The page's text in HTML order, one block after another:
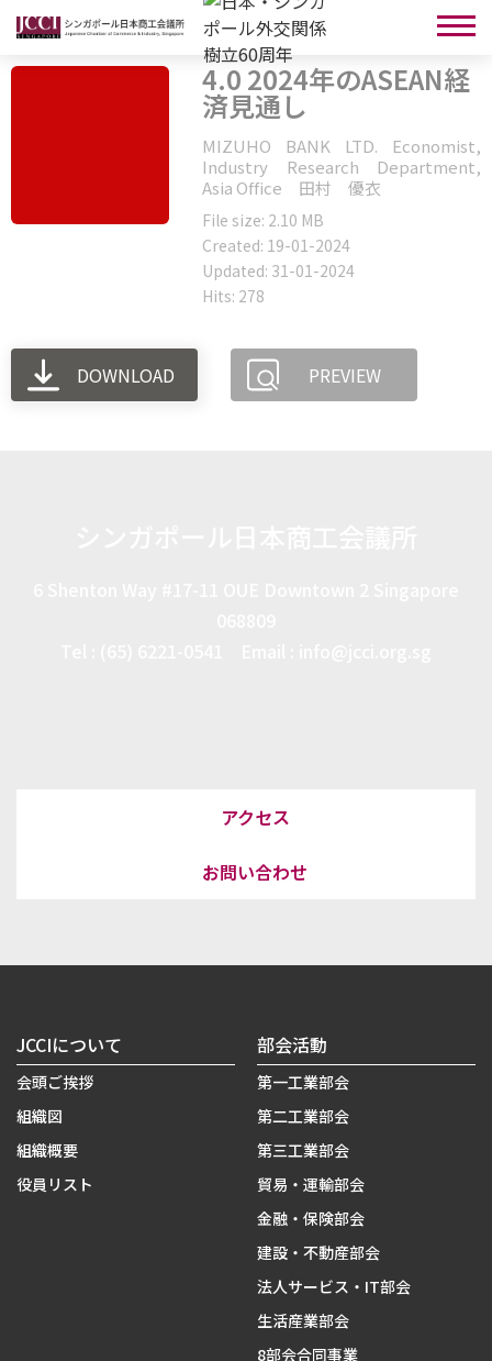
4.0 2024年のASEAN経
済見通し
MIZUHO BANK LTD. Economist,
Industry Research Department,
Asia Office 田村 優衣
File size: 2.10 MB
Created: 19-01-2024
Updated: 31-01-2024
Hits: 278
DOWNLOAD PREVIEW
アクセス
お問い合わせ
JCCIについて
会頭ご挨拶
組織図
組織概要
役員リスト
部会活動
第一工業部会
第二工業部会
第三工業部会
貿易・運輸部会
金融・保険部会
建設・不動産部会
法人サービス・IT部会
生活産業部会
8部会合同事業